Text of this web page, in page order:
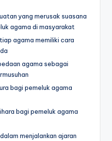
yang merusak suasana
agama di masyarakat
agama memiliki cara
agama sebagai
bagi pemeluk agama
bagi pemeluk agama
menjalankan ajaran